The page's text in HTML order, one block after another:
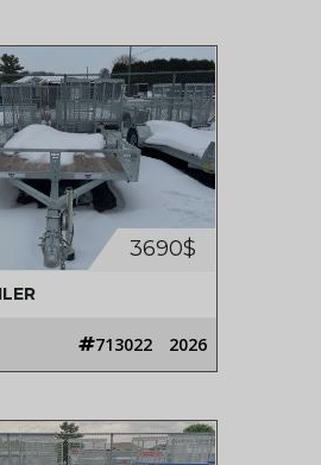
3690$
713022 2026